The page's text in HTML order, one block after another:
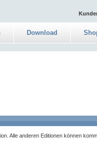
Download
Alle anderen Editionen können